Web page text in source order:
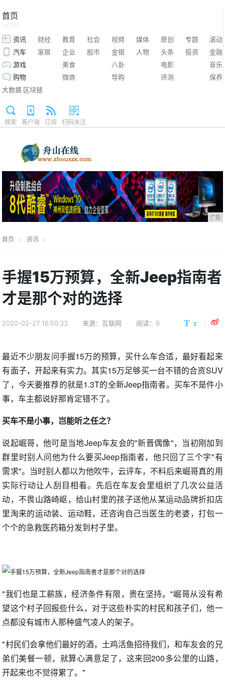
首页
HOME
资讯 财经 教育 社会 视频 媒体 原创 专题
滚动
汽车
家居 企业 股市 金银 人物 头条 投资
金融
游戏
美食 八卦 电影
音乐
购物
微商 导购 评测
保养
大数据 区块链
搜索 客户端 订阅 扫码关注
广告
首页 资讯
手握15万预算，全新Jeep指南者
才是那个对的选择
2020-02-27 16:50:33 来源：互联网 阅读：9
最近不少朋友问手握15万的预算，买什么车合适，最好看起来
有面子，开起来有实力。其实15万足够买一台不错的合资SUV
了，今天要推荐的就是1.3T的全新Jeep指南者。买车不是件小
事，车主都说好那肯定错不了。
买车不是小事，岂能听之任之？
说起崛哥，他可是当地Jeep车友会的"新晋偶像"，当初刚加到
群里时别人问他为什么要买Jeep指南者，他只回了三个字"有
需求"。当时别人都以为他吹牛，云评车，不料后来崛哥真的用
实际行动让人刮目相看。先后在车友会里组织了几次公益活
动，不畏山路崎岖，给山村里的孩子送他从某运动品牌折扣店
里淘来的运动装、运动鞋，还咨询自己当医生的老婆，打包一
个个的急救医药箱分发到村子里。
"我们也是工薪族，经济条件有限，贵在坚持。"崛哥从没有希
望这个村子回报些什么，对于这些朴实的村民和孩子们，他一
点都没有城市人那种盛气凌人的架子。
"村民们会拿他们最好的酒，土鸡活鱼招待我们，和车友会的兄
弟们美餐一顿，就算心满意足了，这来回200多公里的山路，
开起来也不觉得累了。"